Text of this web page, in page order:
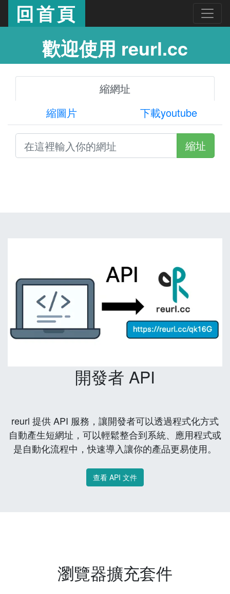
回首頁
歡迎使用 reurl.cc
縮網址
縮圖片
下載youtube
縮址
開發者 API
reurl 提供 API 服務，讓開發者可以透過程式化方式
自動產生短網址，可以輕鬆整合到系統、應用程式或
是自動化流程中，快速導入讓你的產品更易使用。
查看 API 文件
瀏覽器擴充套件